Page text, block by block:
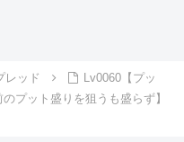
レッド
Lv0060【プッ
プット盛りを狙うも盛らず】